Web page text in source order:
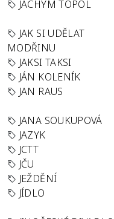
JACHYM TOPOL
JAK SI UDĚLAT
MODŘINU
JAKSI TAKSI
JÁN KOLENÍK
JAN RAUS
JANA SOUKUPOVÁ
JAZYK
JCTT
JČU
JEŽDĚNÍ
JÍDLO